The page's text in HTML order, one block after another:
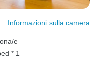
Informazioni sulla camera
e
* 1